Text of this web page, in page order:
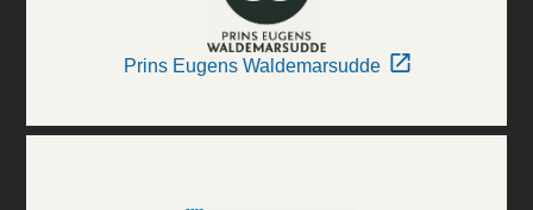
Prins Eugens Waldemarsudde